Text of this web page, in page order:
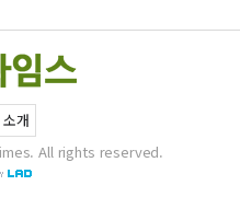
개
All rights reserved.